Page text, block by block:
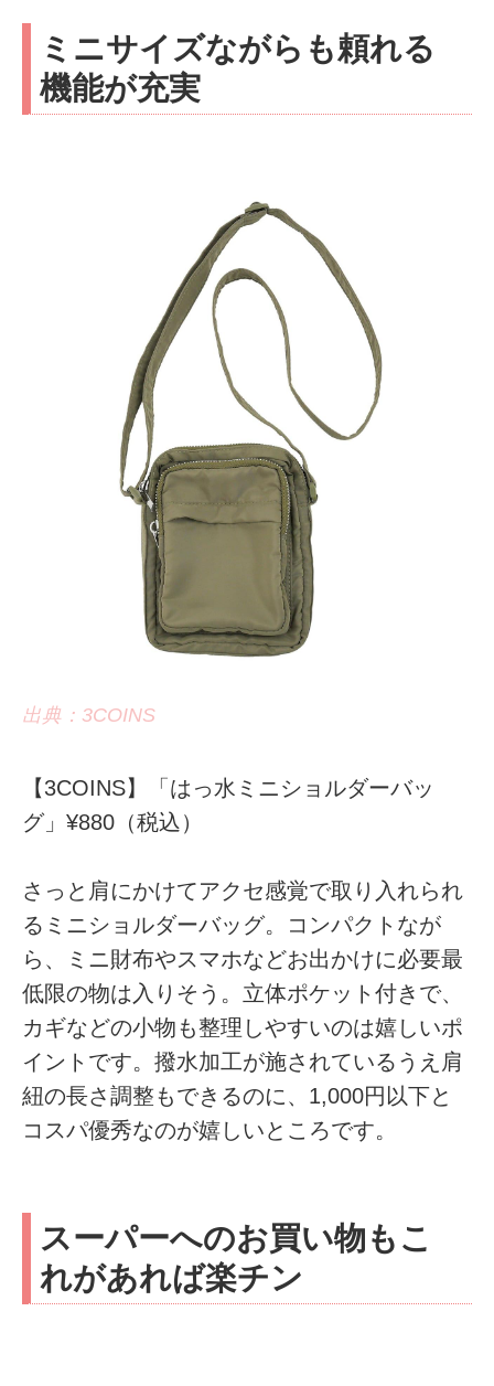
ミニサイズながらも頼れる
機能が充実
出典：3COINS
【3COINS】「はっ水ミニショルダーバッ
グ」¥880（税込）
さっと肩にかけてアクセ感覚で取り入れられ
るミニショルダーバッグ。コンパクトなが
ら、ミニ財布やスマホなどお出かけに必要最
低限の物は入りそう。立体ポケット付きで、
カギなどの小物も整理しやすいのは嬉しいポ
イントです。撥水加工が施されているうえ肩
紐の長さ調整もできるのに、1,000円以下と
コスパ優秀なのが嬉しいところです。
スーパーへのお買い物もこ
れがあれば楽チン